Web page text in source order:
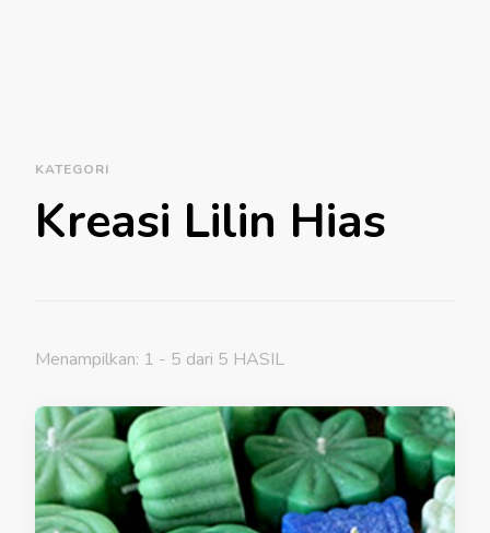
KATEGORI
Kreasi Lilin Hias
Menampilkan: 1 - 5 dari 5 HASIL